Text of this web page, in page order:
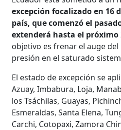
excepción focalizado en 16
país, que comenzó el
extenderá hasta el próximo
objetivo es frenar el auge
presión en el saturado
El estado de excepción se
Azuay, Imbabura, Loja,
los Tsáchilas, Guayas,
Esmeraldas, Santa Elena,
Carchi, Cotopaxi, Zamora